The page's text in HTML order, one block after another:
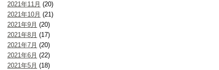
2021年11月 (20)
2021年10月 (21)
2021年9月 (20)
2021年8月 (17)
2021年7月 (20)
2021年6月 (22)
2021年5月 (18)